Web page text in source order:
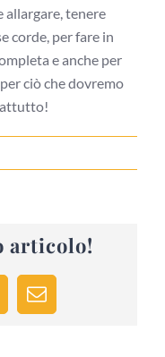
allargare, tenere
corde, per fare in
e anche per
ciò che dovremo
articolo!
Email